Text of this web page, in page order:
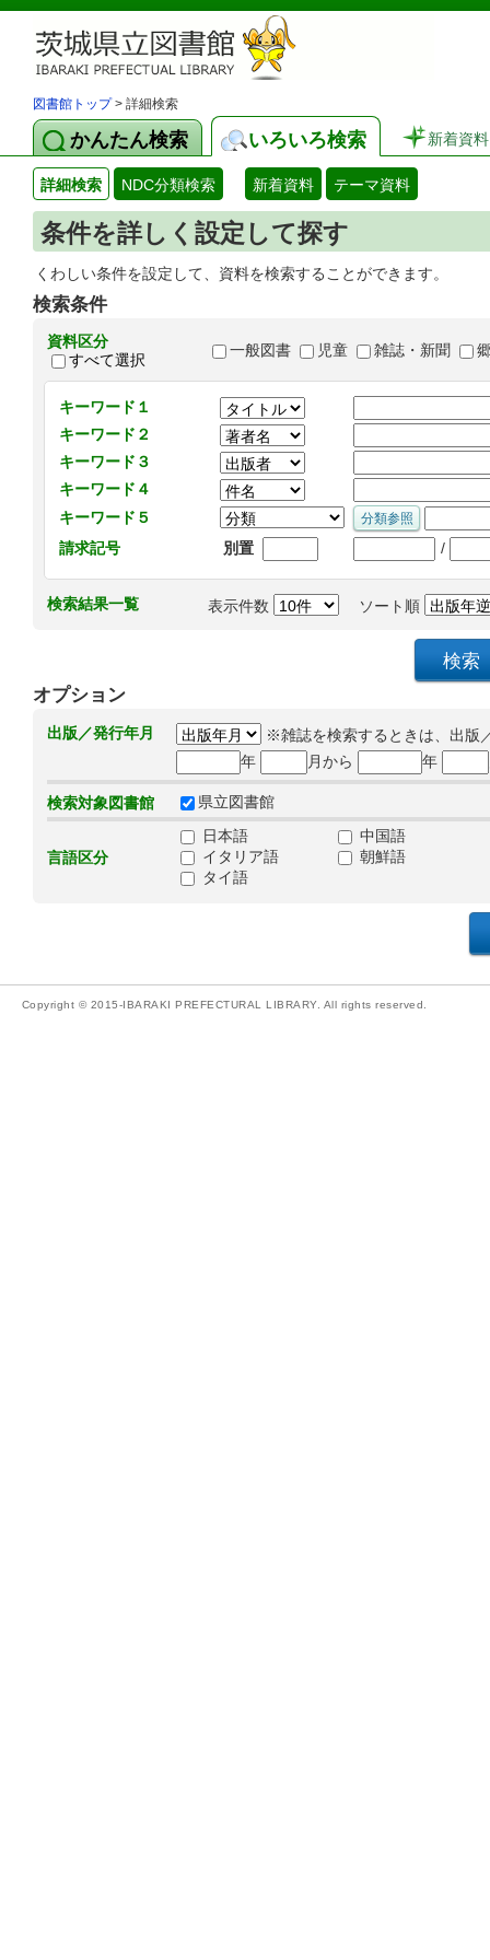
図書館トップ> 詳細検索
かんたん検索 いろいろ検索 新着資料
詳細検索 NDC分類検索 新着資料 テーマ資料
条件を詳しく設定して探す
くわしい条件を設定して、資料を検索することができます。
検索条件
資料区分
すべて選択
一般図書 児童 雑誌・新聞
キーワード１
キーワード２
キーワード３
キーワード４
キーワード５
請求記号
別置 /
検索結果一覧 表示件数 ソート順
オプション
出版／発行年月
※雑誌を検索するときは、出版
年
月から 年
検索対象図書館 県立図書館
言語区分
日本語
中国語
イタリア語
朝鮮語
タイ語
Copyright © 2015-IBARAKI PREFECTURAL LIBRARY. All rights reserved.